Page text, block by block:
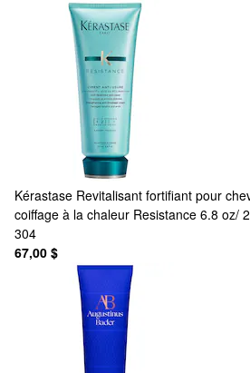
Kérastase Revitalisant fortifiant pour
coiffage à la chaleur Resistance 6.8 oz/
304
67,00 $